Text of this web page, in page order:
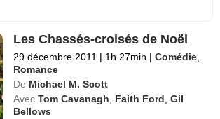
Les Chassés-croisés de Noël
29 décembre 2011 | 1h 27min | Comédie
Romance
De Michael M. Scott
Avec Tom Cavanagh Faith Ford ,Gil
Bellows